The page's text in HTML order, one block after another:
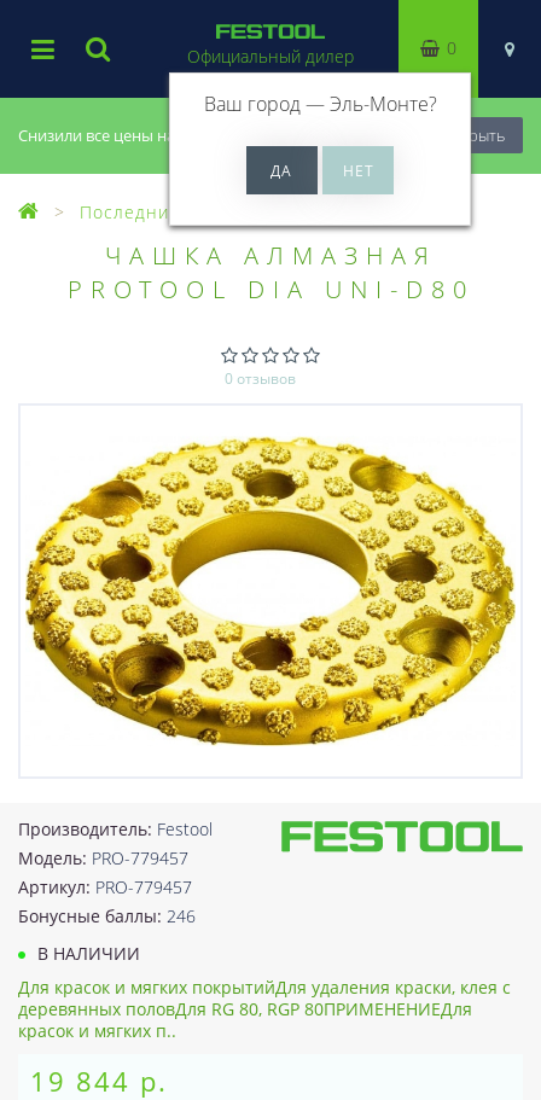
Снизили все цены на 20%, успей купить! Закрыть
Официальный дилер
Ваш город —Эль-Монте?
0
Последний шанс купить
ЧАШКА АЛМАЗНАЯ
PROTOOL DIA UNI-D80
0 отзывов
Производитель: Festool
Модель: PRO-779457
Артикул: PRO-779457
Бонусные баллы: 246
В НАЛИЧИИ
Для красок и мягких покрытийДля удаления краски, клея с
деревянных половДля RG 80, RGP 80ПРИМЕНЕНИЕДля
красок и мягких п..
19 844 р.